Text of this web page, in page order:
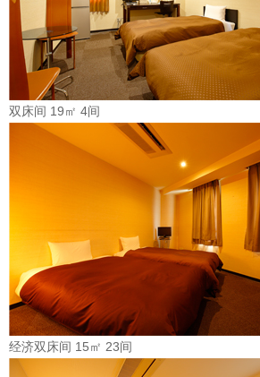
双床间 19㎡ 4间
经济双床间 15㎡ 23间